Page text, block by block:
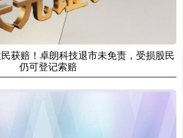
获赔！卓朗科技退市未免责，受损股民
仍可登记索赔